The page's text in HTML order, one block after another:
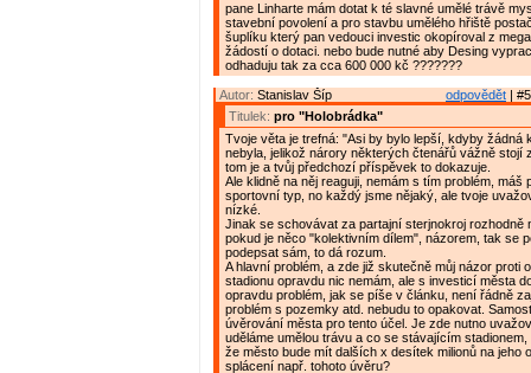
pane Linharte mám dotat k té slavné umělé trávě
stavební povolení a pro stavbu umělého hřiště
šuplíku který pan vedouci investic okopíroval z
žádostí o dotaci. nebo bude nutné aby Desing
odhaduju tak za cca 600 000 kč ???????
odpovědět |
Autor: Stanislav Šíp
Titulek: pro "Holobrádka"
Tvoje věta je trefná: "Asi by bylo lepší, kdyby žádná
nebyla, jelikož nárory některých čtenářů vážně stojí
tom je a tvůj předchozí příspěvek to dokazuje.
Ale klidně na něj reaguji, nemám s tím problém, máš
sportovní typ, no každý jsme nějaký, ale tvoje
nízké.
Jinak se schovávat za partajní sterjnokroj rozhodně
pokud je něco "kolektivním dílem", názorem, tak se
podepsat sám, to dá rozum.
A hlavní problém, a zde již skutečně můj názor proti
stadionu opravdu nic nemám, ale s investicí města
opravdu problém, jak se píše v článku, není řádně
problém s pozemky atd. nebudu to opakovat.
úvěrování města pro tento účel. Je zde nutno
uděláme umělou trávu a co se stávajícím
že město bude mít dalších x desítek milionů na jeho
splácení např. tohoto úvěru?